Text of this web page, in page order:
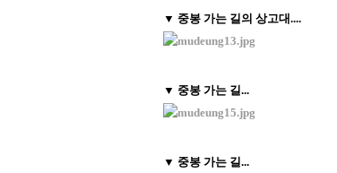
▼ 중봉 가는 길의 상고대....
▼ 중봉 가는 길...
▼ 중봉 가는 길...